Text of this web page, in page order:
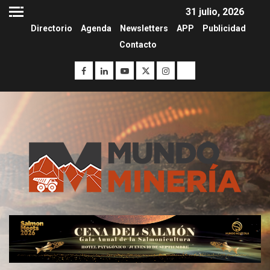
31 julio, 2026
Directorio Agenda Newsletters APP
Publicidad
Contacto
3
PIB minero impacta el
crecimiento regional: Banco
Central reporta resultados
dispares en el primer
trimestre